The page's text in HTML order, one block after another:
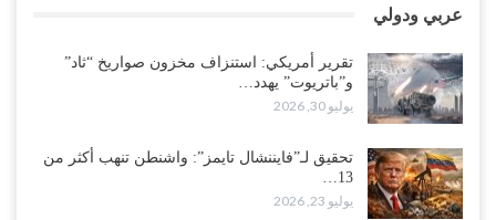
التفاف شعبي حوله..!
أغسطس 3, 2026
“عدن“| في تمرد عسكري واسع.. مئات الجنود يهتفون داخل المعسكرات
برحيل العليمي..!
أغسطس 3, 2026
في تصعيد غير مسبوق ولأول مرة.. عمرو البيض يهاجم السعودية: الثقة
عربي ودولي
تقرير أمريكي: استنزاف مخزون صواريخ “ثاد”
و”باتريوت” يهدد…
يوليو 30, 2026
تحقيق لـ”فايننشال تايمز”: واشنطن تنهب أكثر من
13…
يوليو 23, 2026